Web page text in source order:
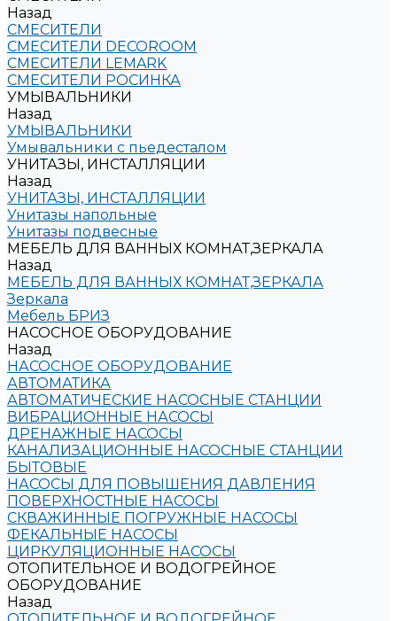
Назад
СМЕСИТЕЛИ
СМЕСИТЕЛИ DECOROOM
СМЕСИТЕЛИ LEMARK
СМЕСИТЕЛИ РОСИНКА
УМЫВАЛЬНИКИ
Назад
УМЫВАЛЬНИКИ
Умывальники с пьедесталом
УНИТАЗЫ, ИНСТАЛЛЯЦИИ
Назад
УНИТАЗЫ, ИНСТАЛЛЯЦИИ
Унитазы напольные
Унитазы подвесные
МЕБЕЛЬ ДЛЯ ВАННЫХ КОМНАТ,ЗЕРКАЛА
Назад
МЕБЕЛЬ ДЛЯ ВАННЫХ КОМНАТ,ЗЕРКАЛА
Зеркала
Мебель БРИЗ
НАСОСНОЕ ОБОРУДОВАНИЕ
Назад
НАСОСНОЕ ОБОРУДОВАНИЕ
АВТОМАТИКА
АВТОМАТИЧЕСКИЕ НАСОСНЫЕ СТАНЦИИ
ВИБРАЦИОННЫЕ НАСОСЫ
ДРЕНАЖНЫЕ НАСОСЫ
КАНАЛИЗАЦИОННЫЕ НАСОСНЫЕ СТАНЦИИ
БЫТОВЫЕ
НАСОСЫ ДЛЯ ПОВЫШЕНИЯ ДАВЛЕНИЯ
ПОВЕРХНОСТНЫЕ НАСОСЫ
СКВАЖИННЫЕ ПОГРУЖНЫЕ НАСОСЫ
ФЕКАЛЬНЫЕ НАСОСЫ
ЦИРКУЛЯЦИОННЫЕ НАСОСЫ
ОТОПИТЕЛЬНОЕ И ВОДОГРЕЙНОЕ
ОБОРУДОВАНИЕ
Назад